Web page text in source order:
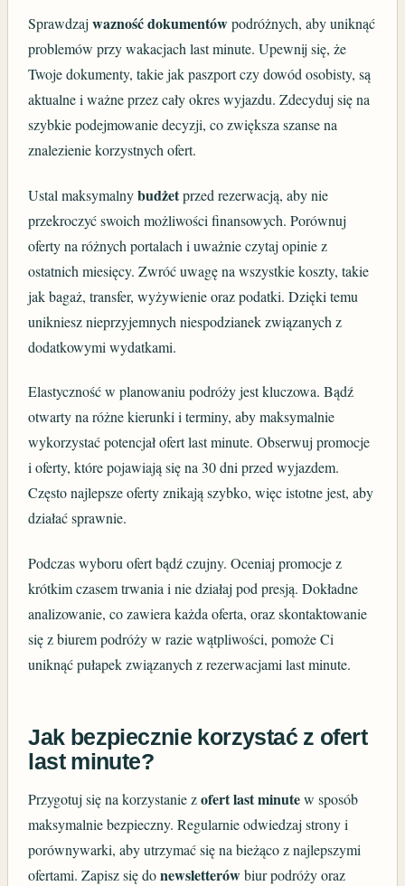
Sprawdzajwazność dokumentówpodróżnych, aby uniknąć
problemów przy wakacjach last minute. Upewnij się, że
Twoje dokumenty, takie jak paszport czy dowód osobisty, są
aktualne i ważne przez cały okres wyjazdu. Zdecyduj się na
szybkie podejmowanie decyzji, co zwiększa szanse na
znalezienie korzystnych ofert.
Ustal maksymalnybudżetprzed rezerwacją, aby nie
przekroczyć swoich możliwości finansowych. Porównuj
oferty na różnych portalach i uważnie czytaj opinie z
ostatnich miesięcy. Zwróć uwagę na wszystkie koszty, takie
jak bagaż, transfer, wyżywienie oraz podatki. Dzięki temu
unikniesz nieprzyjemnych niespodzianek związanych z
dodatkowymi wydatkami.
Elastyczność w planowaniu podróży jest kluczowa. Bądź
otwarty na różne kierunki i terminy, aby maksymalnie
wykorzystać potencjał ofert last minute. Obserwuj promocje
i oferty, które pojawiają się na 30 dni przed wyjazdem.
Często najlepsze oferty znikają szybko, więc istotne jest, aby
działać sprawnie.
Podczas wyboru ofert bądź czujny. Oceniaj promocje z
krótkim czasem trwania i nie działaj pod presją. Dokładne
analizowanie, co zawiera każda oferta, oraz skontaktowanie
się z biurem podróży w razie wątpliwości, pomoże Ci
uniknąć pułapek związanych z rezerwacjami last minute.
Jak bezpiecznie korzystać z ofert
last minute?
Przygotuj się na korzystanie zofert last minutew sposób
maksymalnie bezpieczny. Regularnie odwiedzaj strony i
porównywarki, aby utrzymać się na bieżąco z najlepszymi
ofertami. Zapisz się donewsletterówbiur podróży oraz